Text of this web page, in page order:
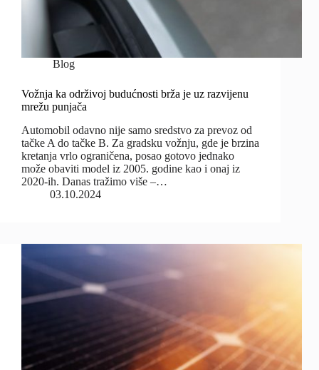
Blog
Vožnja ka održivoj budućnosti brža je uz razvijenu
mrežu punjača
Automobil odavno nije samo sredstvo za prevoz od
tačke A do tačke B. Za gradsku vožnju, gde je brzina
kretanja vrlo ograničena, posao gotovo jednako
može obaviti model iz 2005. godine kao i onaj iz
2020-ih. Danas tražimo više –…
03.10.2024